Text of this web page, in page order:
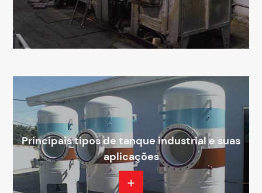
Principais tipos de tanque industrial e suas
aplicações